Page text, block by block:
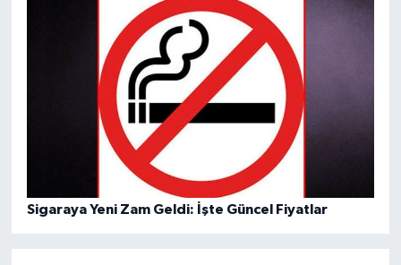
Sigaraya Yeni Zam Geldi: İşte Güncel Fiyatlar